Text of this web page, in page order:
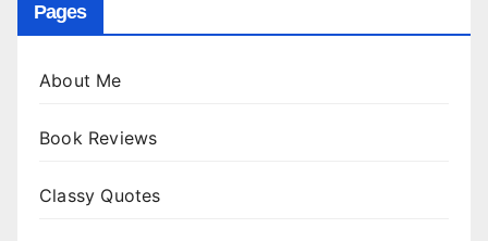
Pages
About Me
Book Reviews
Classy Quotes